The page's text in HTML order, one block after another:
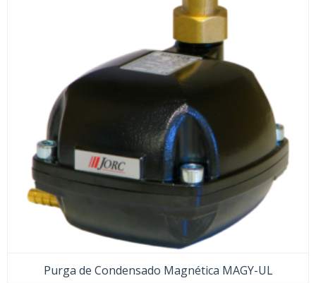
Purga de Condensado Magnética MAGY-UL